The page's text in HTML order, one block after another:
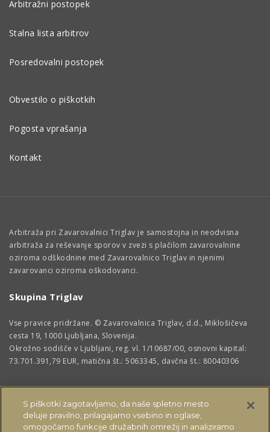
Arbitražni postopek
Stalna lista arbitrov
Posredovalni postopek
Obvestilo o piškotkih
Pogosta vprašanja
Kontakt
Arbitraža pri Zavarovalnici Triglav je samostojna in neodvisna
arbitraža za reševanje sporov v zvezi s plačilom zavarovalnine
oziroma odškodnine med Zavarovalnico Triglav in njenimi
zavarovanci oziroma oškodovanci.
Skupina Triglav
Vse pravice pridržane. © Zavarovalnica Triglav, d.d., Miklošičeva
cesta 19, 1000 Ljubljana, Slovenija.
Okrožno sodišče v Ljubljani, reg. vl. 1/10687/00, osnovni kapital:
73.701.391,79 EUR, matična št.: 5063345, davčna št.: 80040306
S piškotki zagotavljamo, da naše spletno mesto
deluje pravilno, prilagajamo vsebino in oglase,
omogočamo funkcije družabnih omrežij in analiziramo